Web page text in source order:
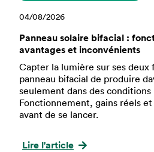
04/08/2026
Panneau solaire bifacial :
avantages et inconvénients
Capter la lumière sur ses deux
panneau bifacial de produire
seulement dans des conditions
Fonctionnement, gains réels
avant de se lancer.
Lire l'article